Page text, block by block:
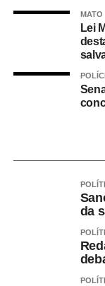
confiança
forma como o
“Eu, em nome do
deputado
graças à
presidente da
Ao final do
valorização do
igualdade de
MATO
Lei
da